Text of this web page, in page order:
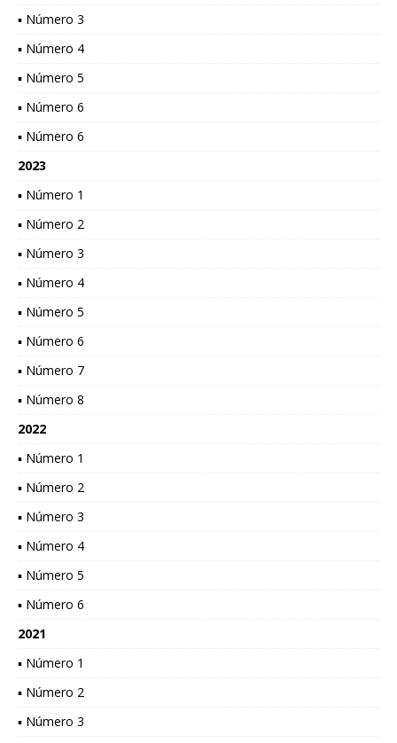
▪ Número 3
▪ Número 4
▪ Número 5
▪ Número 6
▪ Número 6
2023
▪ Número 1
▪ Número 2
▪ Número 3
▪ Número 4
▪ Número 5
▪ Número 6
▪ Número 7
▪ Número 8
2022
▪ Número 1
▪ Número 2
▪ Número 3
▪ Número 4
▪ Número 5
▪ Número 6
2021
▪ Número 1
▪ Número 2
▪ Número 3